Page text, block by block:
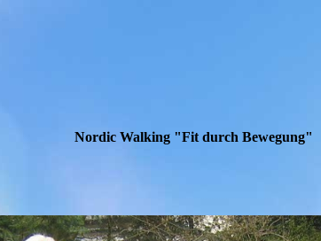
Nordic Walking "Fit durch Bewegung"